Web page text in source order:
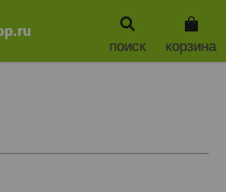
корзина
поиск